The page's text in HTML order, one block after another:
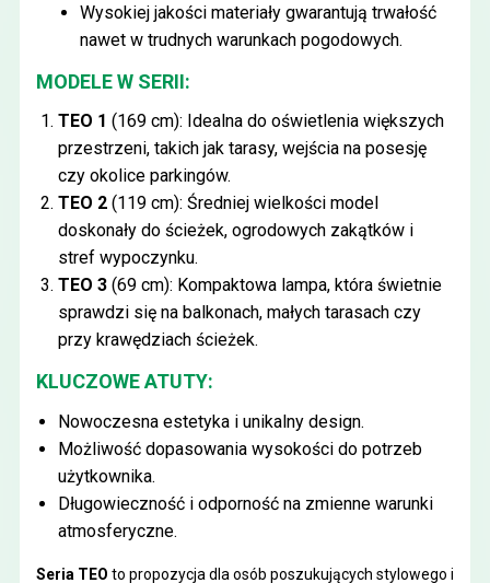
Wysokiej jakości materiały gwarantują trwałość
nawet w trudnych warunkach pogodowych.
MODELE W SERII:
TEO 1 (169 cm): Idealna do oświetlenia większych
przestrzeni, takich jak tarasy, wejścia na posesję
czy okolice parkingów.
TEO 2(119 cm): Średniej wielkości model
doskonały do ścieżek, ogrodowych zakątków i
stref wypoczynku.
TEO 3(69 cm): Kompaktowa lampa, która świetnie
sprawdzi się na balkonach, małych tarasach czy
przy krawędziach ścieżek.
KLUCZOWE ATUTY:
Nowoczesna estetyka i unikalny design.
Możliwość dopasowania wysokości do potrzeb
użytkownika.
Długowieczność i odporność na zmienne warunki
atmosferyczne.
Seria TEO to propozycja dla osób poszukujących stylowego i